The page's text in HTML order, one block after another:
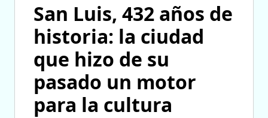
San Luis, 432 años de
historia: la ciudad
que hizo de su
pasado un motor
para la cultura